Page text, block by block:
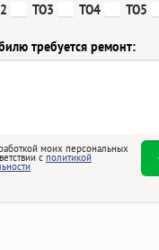
ТО3 ТО4 ТО5
требуется ремонт:
моих персональных
с политикой